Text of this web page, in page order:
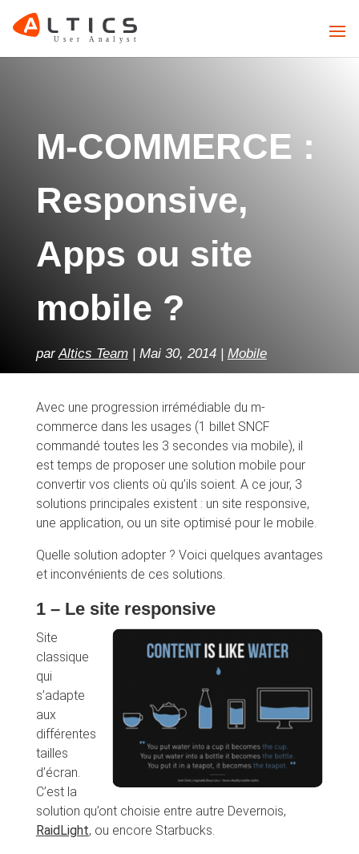
M-COMMERCE :
Responsive,
Apps ou site
mobile ?
parAltics Team Mai 30, 2014 Mobile
Avec une progression irrémédiable du m-
commerce dans les usages (1 billet SNCF
commandé toutes les 3 secondes via mobile), il
est temps de proposer une solution mobile pour
convertir vos clients où qu’ils soient. A ce jour, 3
solutions principales existent : un site responsive,
une application, ou un site optimisé pour le mobile.
Quelle solution adopter ? Voici quelques avantages
et inconvénients de ces solutions.
1 – Le site responsive
Site
classique
qui
s’adapte
aux
différentes
tailles
d’écran.
C’est la
solution qu’ont choisie entre autre Devernois,
RaidLight, ou encore Starbucks.